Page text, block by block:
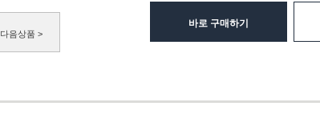
다음상품 >
바로 구매하기